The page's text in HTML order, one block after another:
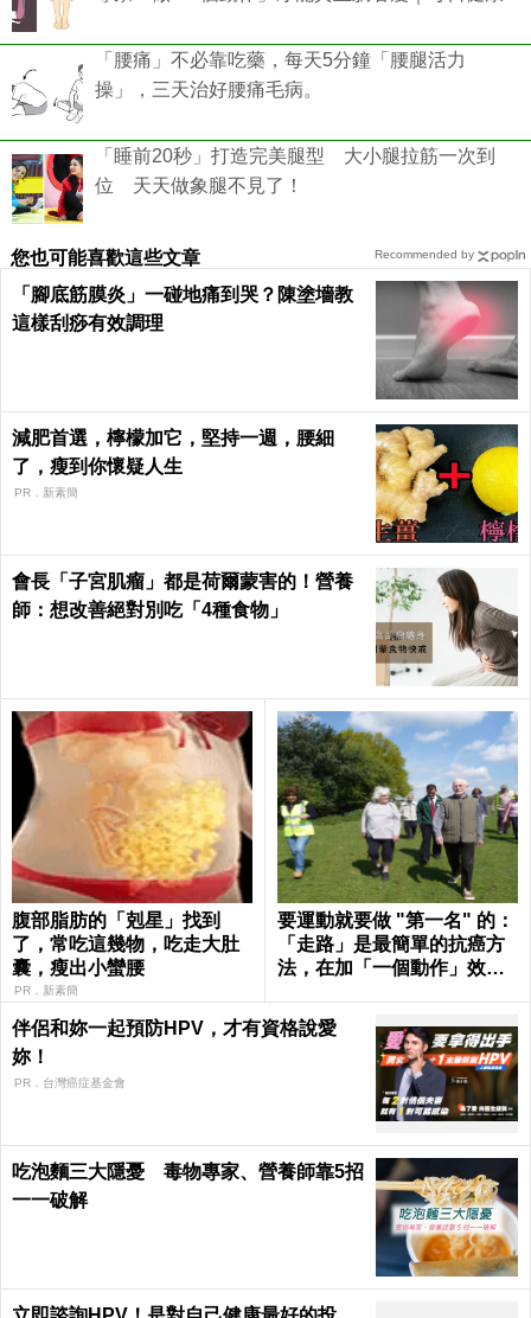
「腰痛」不必靠吃藥，每天5分鐘「腰腿活力
操」，三天治好腰痛毛病。
「睡前20秒」打造完美腿型 大小腿拉筋一次到
位 天天做象腿不見了！
您也可能喜歡這些文章
「腳底筋膜炎」一碰地痛到哭？陳塗墻教
這樣刮痧有效調理
減肥首選，檸檬加它，堅持一週，腰細
了，瘦到你懷疑人生
PR．新素簡
會長「子宮肌瘤」都是荷爾蒙害的！營養
師：想改善絕對別吃「4種食物」
腹部脂肪的「剋星」找到
了，常吃這幾物，吃走大肚
囊，瘦出小蠻腰
PR．新素簡
要運動就要做 "第一名" 的：
「走路」是最簡單的抗癌方
法，在加「一個動作」效果
伴侶和妳一起預防HPV，才有資格說愛
妳！
PR．台灣癌症基金會
吃泡麵三大隱憂 毒物專家、營養師靠5招
一一破解
Recommended by